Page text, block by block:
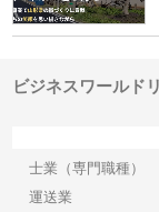
ビジネスワールド
士業（専門職種）
運送業